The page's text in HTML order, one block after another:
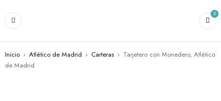
0
Inicio › Atlético de Madrid › Carteras › Tarjetero con Monedero, Atlético
de Madrid